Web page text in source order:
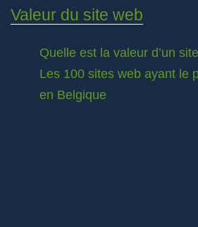
Valeur du site web
Quelle est la valeur d’un
Les 100 sites web ayant le
en Belgique